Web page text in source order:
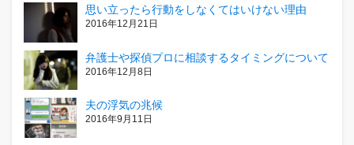
思い立ったら行動をしなくてはいけない理由
2016年12月21日
弁護士や探偵プロに相談するタイミングについて
2016年12月8日
夫の浮気の兆候
2016年9月11日